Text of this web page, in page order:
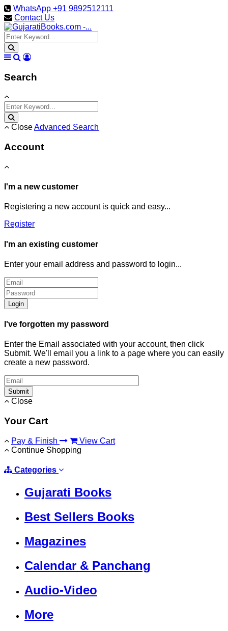
WhatsApp +91 9892512111
Contact Us
Search
CloseAdvanced Search
Account
I'm a new customer
Registering a new account is quick and easy...
Register
I'm an existing customer
Enter your email address and password to login...
Login
I've forgotten my password
Enter the Email associated with your account, then click
Submit. We'll email you a link to a page where you can easily
create a new password.
Submit
Close
Your Cart
Pay & Finish
View Cart
Continue Shopping
Categories
Gujarati Books
Best Sellers Books
Magazines
Calendar & Panchang
Audio-Video
More